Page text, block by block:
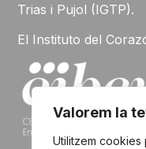
Valorem la
Utilitzem cookies
Trias i Pujol (IGTP).
El Instituto del